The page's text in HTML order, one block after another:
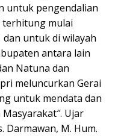
untuk pengendalian
terhitung mulai
dan untuk di wilayah
antara lain
Natuna dan
meluncurkan Gerai
untuk mendata dan
Ujar
Darmawan, M. Hum.